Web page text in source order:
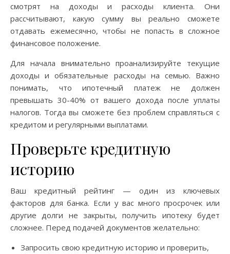
смотрят на доходы и расходы клиента. Они
рассчитывают, какую сумму вы реально сможете
отдавать ежемесячно, чтобы не попасть в сложное
финансовое положение.
Для начала внимательно проанализируйте текущие
доходы и обязательные расходы на семью. Важно
понимать, что ипотечный платеж не должен
превышать 30-40% от вашего дохода после уплаты
налогов. Тогда вы сможете без проблем справляться с
кредитом и регулярными выплатами.
Проверьте кредитную
историю
Ваш кредитный рейтинг — один из ключевых
факторов для банка. Если у вас много просрочек или
другие долги не закрыты, получить ипотеку будет
сложнее. Перед подачей документов желательно:
Запросить свою кредитную историю и проверить,